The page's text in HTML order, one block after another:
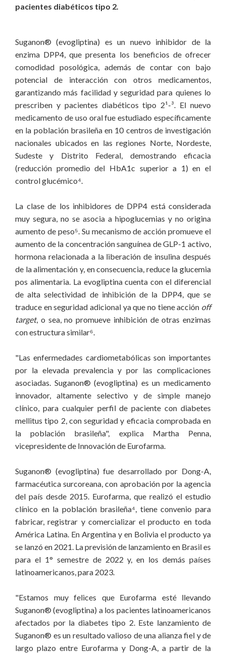
pacientes diabéticos tipo 2.
Suganon® (evogliptina) es un nuevo inhibidor de la
enzima DPP4, que presenta los beneficios de ofrecer
comodidad posológica, además de contar con bajo
potencial de interacción con otros medicamentos,
garantizando más facilidad y seguridad para quienes lo
prescriben y pacientes diabéticos tipo 2¹-³. El nuevo
medicamento de uso oral fue estudiado específicamente
en la población brasileña en 10 centros de investigación
nacionales ubicados en las regiones Norte, Nordeste,
Sudeste y Distrito Federal, demostrando eficacia
(reducción promedio del HbA1c superior a 1) en el
control glucémico⁴.
La clase de los inhibidores de DPP4 está considerada
muy segura, no se asocia a hipoglucemias y no origina
aumento de peso⁵. Su mecanismo de acción promueve el
aumento de la concentración sanguínea de GLP-1 activo,
hormona relacionada a la liberación de insulina después
de la alimentación y, en consecuencia, reduce la glucemia
pos alimentaria. La evogliptina cuenta con el diferencial
de alta selectividad de inhibición de la DPP4, que se
traduce en seguridad adicional ya que no tiene acción off
target, o sea, no promueve inhibición de otras enzimas
con estructura similar⁶.
"Las enfermedades cardiometabólicas son importantes
por la elevada prevalencia y por las complicaciones
asociadas. Suganon® (evogliptina) es un medicamento
innovador, altamente selectivo y de simple manejo
clínico, para cualquier perfil de paciente con diabetes
mellitus tipo 2, con seguridad y eficacia comprobada en
la población brasileña", explica Martha Penna,
vicepresidente de Innovación de Eurofarma.
Suganon® (evogliptina) fue desarrollado por Dong-A,
farmacéutica surcoreana, con aprobación por la agencia
del país desde 2015. Eurofarma, que realizó el estudio
clínico en la población brasileña⁴, tiene convenio para
fabricar, registrar y comercializar el producto en toda
América Latina. En Argentina y en Bolivia el producto ya
se lanzó en 2021. La previsión de lanzamiento en Brasil es
para el 1° semestre de 2022 y, en los demás países
latinoamericanos, para 2023.
"Estamos muy felices que Eurofarma esté llevando
Suganon® (evogliptina) a los pacientes latinoamericanos
afectados por la diabetes tipo 2. Este lanzamiento de
Suganon® es un resultado valioso de una alianza fiel y de
largo plazo entre Eurofarma y Dong-A, a partir de la